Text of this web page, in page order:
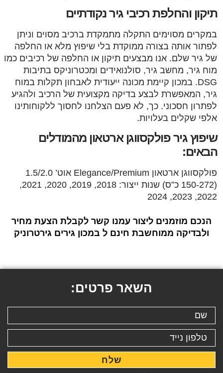
תיקון והחלפת רכיבי גיר נקודתיים
במקרים מסוימים התקלה מתמקדת ברכיב מסוים וניתן
לפתור אותה בצורה ממוקדת בלי שיפוץ מלא או החלפה
של גיר שלם. אנו מבצעים תיקון או החלפה של רכיבים כמו
מוח גיר, מחשב גיר, סולנואידים ומכטרוניקס בתיבות
DSG. במכון קיימת מכונה ייעודית לאבחון תקלות במוח
גיר, המאפשרת לבצע בדיקה מקצועית של הרכיב ולהגיע
לפתרון חסכוני. כך, לא פעם הצלחנו לחסוך ללקוחותינו
אלפי שקלים בעלויות.
שיפוץ גיר פולקסווגן ארטאון מהמודלים
הבאים:
פולקסווגן ארטאון Elegance/Premium אוט’ 1.5/2.0
(150-272 כ”ס) שנות ייצור: 2018, 2019, 2020, 2021,
2022, 2023, 2024
הנכם מוזמנים ליצור עמנו קשר לקבלת הצעת מחיר
ולבדיקה ממוחשבת חינם ל במכון גירים גירטרוניק
השאר פרטים:
שלח